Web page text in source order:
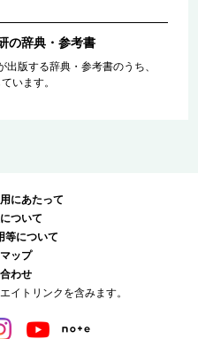
の辞典・参考書
版する辞典・参考書のうち、
います。
にあたって
ついて
等について
ップ
わせ
イトリンクを含みます。